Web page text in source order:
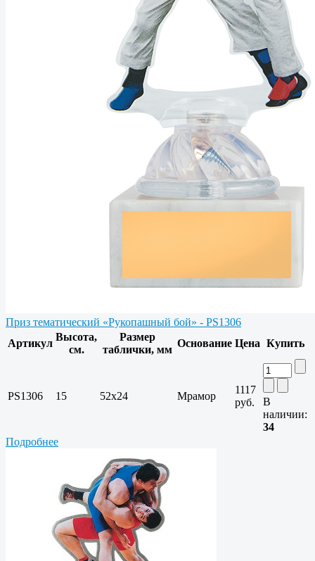
Приз тематический «Рукопашный бой» - PS1306
Артикул
Высота,
см.
Размер
таблички, мм
Основание Цена Купить
PS1306 15 52x24 Мрамор
1117
руб.
В
наличии:
34
Подробнее